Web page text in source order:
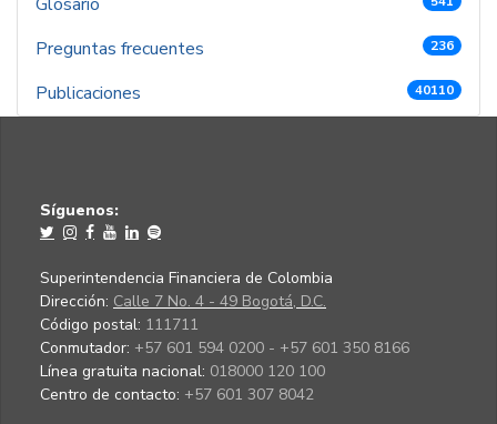
Preguntas frecuentes 236
Publicaciones 40110
Síguenos:
Superintendencia Financiera de Colombia
Dirección: Calle 7 No. 4 - 49 Bogotá, D.C.
Código postal: 111711
Conmutador: +57 601 594 0200 - +57 601 350 8166
Línea gratuita nacional: 018000 120 100
Centro de contacto: +57 601 307 8042